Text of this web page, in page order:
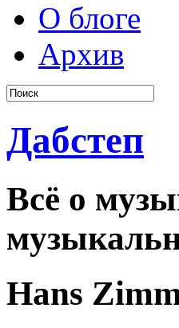
О блоге
Архив
Дабстеп
Всё о
Hans